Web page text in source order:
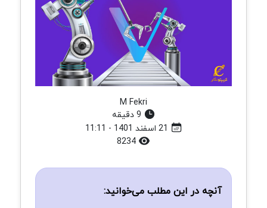
M Fekri
آنچه در این مطلب می‌خوانید: